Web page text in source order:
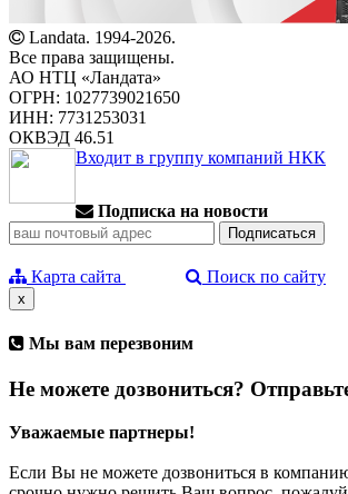
Landata. 1994-2026.
Все права защищены.
АО НТЦ «Ландата»
ОГРН: 1027739021650
ИНН: 7731253031
ОКВЭД 46.51
Входит в группу компаний НКК
Подписка на новости
Карта сайта Поиск по сайту
x
Мы вам перезвоним
Не можете дозвониться?
Уважаемые партнеры!
Если Вы не можете дозвониться в